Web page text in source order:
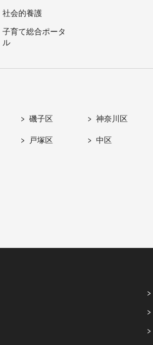
社会的養護
子育て総合ポータ
ル
磯子区 神奈川区
戸塚区 中区